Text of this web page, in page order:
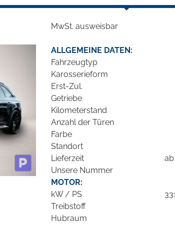
MwSt. ausweisbar
ALLGEMEINE DATEN:
Fahrzeugtyp
Karosserieform
Erst-Zul.
Getriebe
Kilometerstand
Anzahl der Türen
Farbe
Standort
Lieferzeit
ab
Unsere Nummer
MOTOR:
kW / PS
Treibstoff
Hubraum